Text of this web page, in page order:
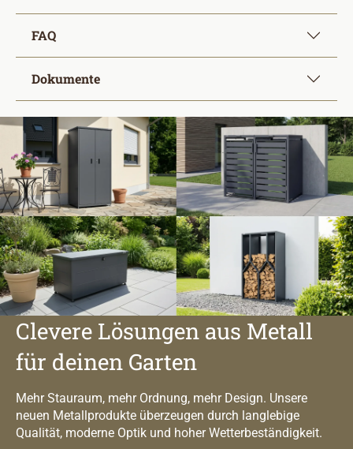
FAQ
Dokumente
Clevere Lösungen aus Metall
für deinen Garten
Mehr Stauraum, mehr Ordnung, mehr Design. Unsere
neuen Metallprodukte überzeugen durch langlebige
Qualität, moderne Optik und hoher Wetterbeständigkeit.